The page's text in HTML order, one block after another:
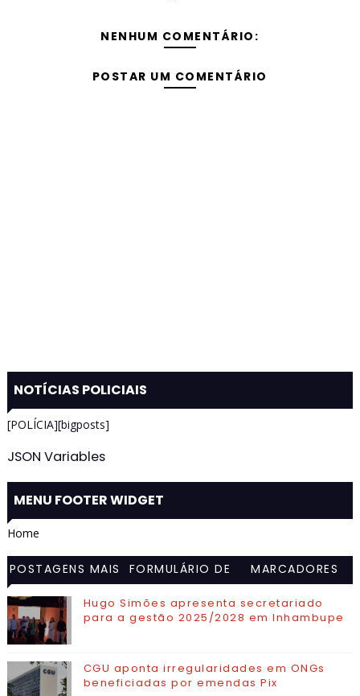
NENHUM COMENTÁRIO:
POSTAR UM COMENTÁRIO
NOTÍCIAS POLICIAIS
[POLÍCIA][bigposts]
JSON Variables
MENU FOOTER WIDGET
Home
POSTAGENS MAIS
VISITADAS
FORMULÁRIO DE
MARCADORES
Hugo Simões apresenta secretariado
para a gestão 2025/2028 em Inhambupe
CGU aponta irregularidades em ONGs
beneficiadas por emendas Pix